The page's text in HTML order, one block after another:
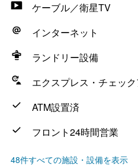
ケーブル／衛星TV
インターネット
ランドリー設備
エクスプレス・チェック
ATM設置済
フロント24時間営業
48件すべての施設・設備を表示